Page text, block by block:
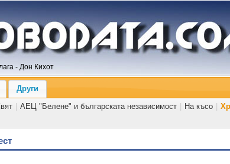
- Дон Кихот
Други
АЕЦ "Белене" и българската независимост На късо